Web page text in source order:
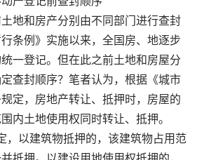
和房产分别由不同部门进行查封
条例》实施以来，全国房、地逐步
一登记。但在此之前土地和房屋分
查封顺序？笔者认为，根据《城市
定，房地产转让、抵押时，房屋的
内土地使用权同时转让、抵押。
，以建筑物抵押的，该建筑物占用范